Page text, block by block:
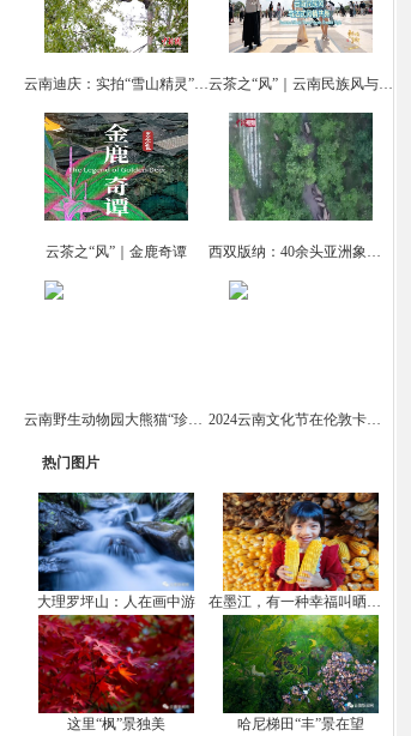
云南迪庆：实拍“雪山精灵” 滇金丝猴觅食 云茶之“风”｜云南民族风与法式风情共舞
云茶之“风”｜金鹿奇谭 西双版纳：40余头亚洲象集体“出游戏水”
云南野生动物园大熊猫“珍多”迎来十岁生日 2024云南文化节在伦敦卡姆登市场举办
热门图片
大理罗坪山：人在画中游 在墨江，有一种幸福叫晒秋！
这里“枫”景独美 哈尼梯田“丰”景在望